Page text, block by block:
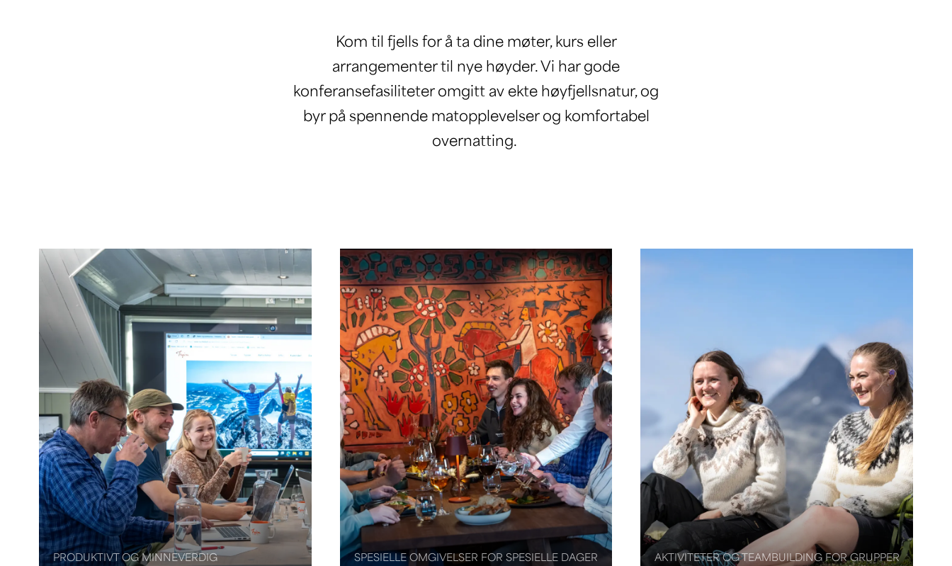
Kom til fjells for å ta dine møter, kurs eller
arrangementer til nye høyder. Vi har gode
konferansefasiliteter omgitt av ekte høyfjellsnatur, og
byr på spennende matopplevelser og komfortabel
overnatting.
PRODUKTIVT OG MINNEVERDIG SPESIELLE OMGIVELSER FOR SPESIELLE DAGER AKTIVITETER OG TEAMBUILDING FOR GRUPPER